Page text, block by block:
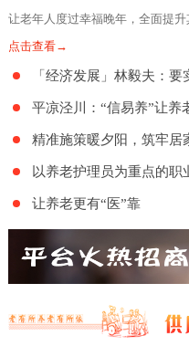
让老年人度过幸福晚年，全面提
点。日前，民政部、人力资源社会
点击查看→
平凉泾川：“信易养”让养
以养老护理员为重点的职
让养老更有“医”靠